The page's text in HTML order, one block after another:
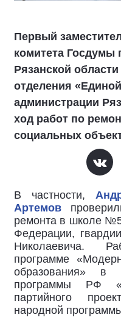
Первый
комитета Госдумы
Рязанской
отделения
администрации
ход работ по
социальных
В частности,
Артемов
ремонта в школе
Федерации,
Николаевича.
программе
образования» в
программы РФ
партийного
народной